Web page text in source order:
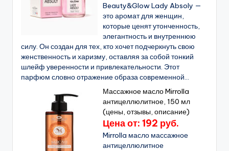
Beauty&Glow Lady Absoly —
это аромат для женщин,
которые ценят утонченность,
элегантность и внутреннюю
силу. Он создан для тех, кто хочет подчеркнуть свою
женственность и харизму, оставляя за собой тонкий
шлейф уверенности и привлекательности. Этот
парфюм словно отражение образа современной...
Массажное масло Mirrolla
антицеллюлитное, 150 мл
(цены, отзывы, описание)
Цена от: 192 руб.
Mirrolla масло массажное
антицеллюлитное